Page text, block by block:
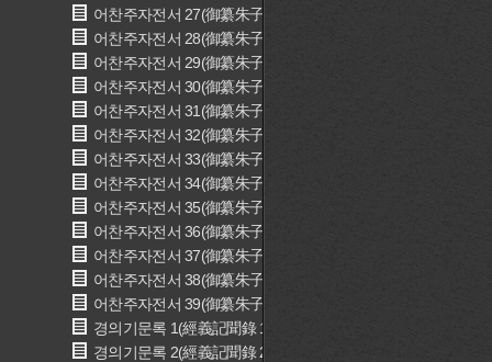
어찬주자전서 27(御纂朱子全書 27)
어찬주자전서 28(御纂朱子全書 28)
어찬주자전서 29(御纂朱子全書 29)
어찬주자전서 30(御纂朱子全書 30)
어찬주자전서 31(御纂朱子全書 31)
어찬주자전서 32(御纂朱子全書 32)
어찬주자전서 33(御纂朱子全書 33)
어찬주자전서 34(御纂朱子全書 34)
어찬주자전서 35(御纂朱子全書 35)
어찬주자전서 36(御纂朱子全書 36)
어찬주자전서 37(御纂朱子全書 37)
어찬주자전서 38(御纂朱子全書 38)
어찬주자전서 39(御纂朱子全書 39)
경의기문록 1(經義記聞錄 1)
경의기문록 2(經義記聞錄 2)